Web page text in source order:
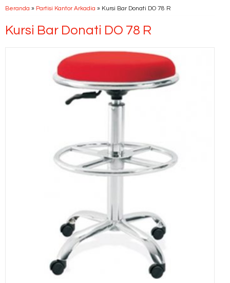
Beranda » Partisi Kantor Arkadia » Kursi Bar Donati DO 78 R
Kursi Bar Donati DO 78 R